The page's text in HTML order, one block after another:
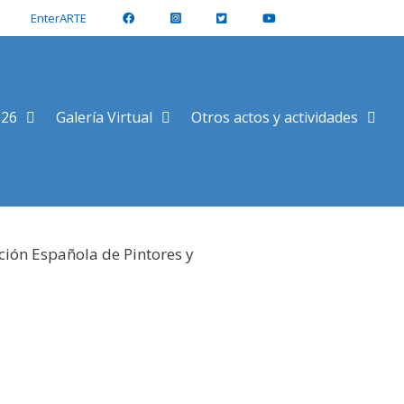
EnterARTE
Galería Virtual Otros actos y actividades
Española de Pintores y